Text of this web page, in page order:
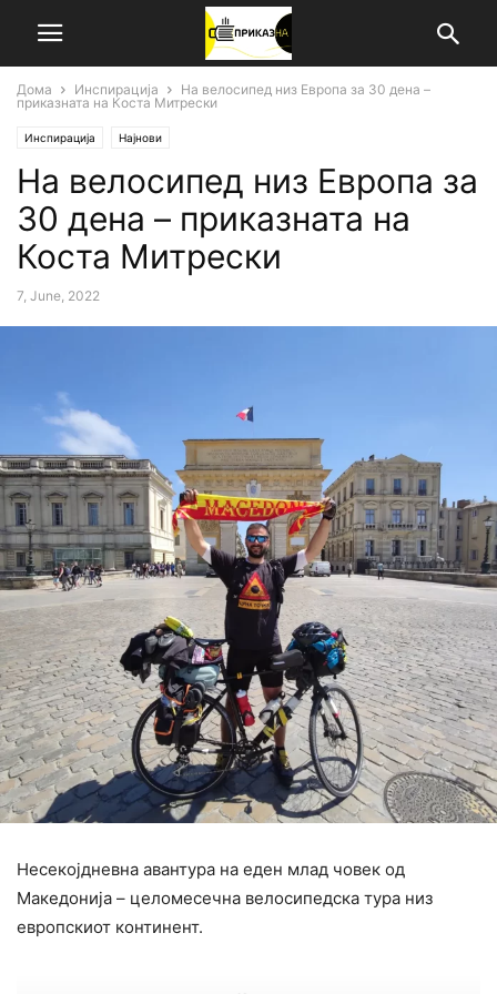
Дома Инспирација
На велосипед низ Европа за 30 дена –
приказната на Коста Митрески
Инспирација Најнови
На велосипед низ Европа за
30 дена – приказната на
Коста Митрески
7, June, 2022
Несекојдневна авантура на еден млад човек од
Македонија – целомесечна велосипедска тура низ
европскиот континент.